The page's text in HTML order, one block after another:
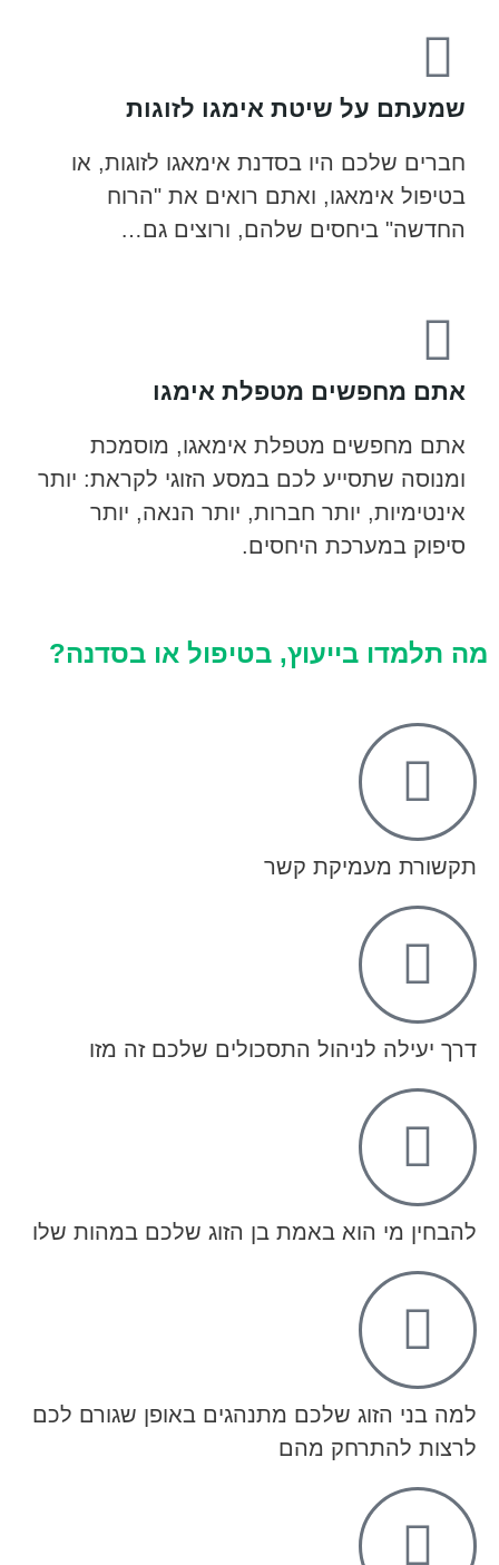
שמעתם על שיטת אימגו לזוגות
חברים שלכם היו בסדנת אימאגו לזוגות, או
בטיפול אימאגו, ואתם רואים את "הרוח
החדשה" ביחסים שלהם, ורוצים גם…
אתם מחפשים מטפלת אימגו
אתם מחפשים מטפלת אימאגו, מוסמכת
ומנוסה שתסייע לכם במסע הזוגי לקראת: יותר
אינטימיות, יותר חברות, יותר הנאה, יותר
סיפוק במערכת היחסים.
מה תלמדו בייעוץ, בטיפול או בסדנה?
תקשורת מעמיקת קשר
דרך יעילה לניהול התסכולים שלכם זה מזו
להבחין מי הוא באמת בן הזוג שלכם במהות שלו
למה בני הזוג שלכם מתנהגים באופן שגורם לכם
לרצות להתרחק מהם